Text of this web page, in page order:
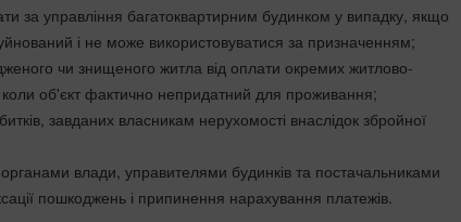
за управління багатоквартирним будинком у випадку, якщо
і не може використовуватися за призначенням;
чи знищеного житла від оплати окремих житлово-
об'єкт фактично непридатний для проживання;
завданих власникам нерухомості внаслідок збройної
влади, управителями будинків та постачальниками
пошкоджень і припинення нарахування платежів.